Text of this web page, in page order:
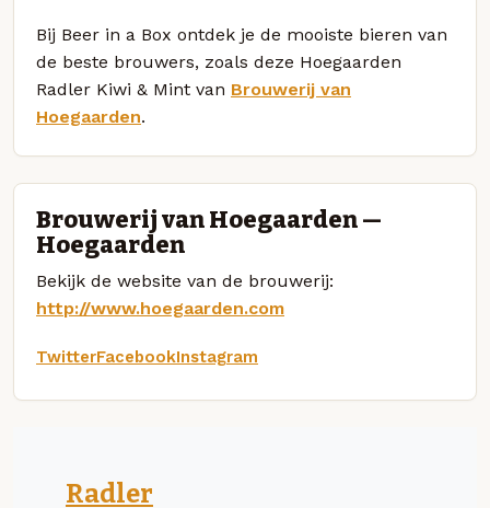
Bij Beer in a Box ontdek je de mooiste bieren van
de beste brouwers, zoals deze Hoegaarden
Radler Kiwi & Mint van Brouwerij van
Hoegaarden.
Brouwerij van Hoegaarden —
Hoegaarden
Bekijk de website van de brouwerij:
http://www.hoegaarden.com
TwitterFacebookInstagram
Radler